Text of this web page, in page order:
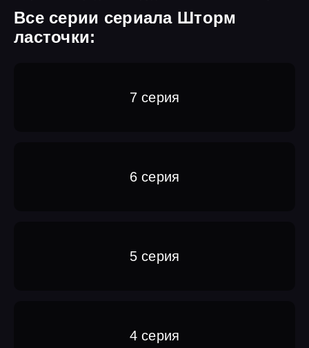
Все серии сериала Шторм
ласточки:
7 серия
6 серия
5 серия
4 серия